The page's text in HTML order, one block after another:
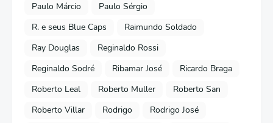
Paulo Márcio
Paulo Sérgio
R. e seus Blue Caps
Raimundo Soldado
Ray Douglas
Reginaldo Rossi
Reginaldo Sodré
Ribamar José
Ricardo Braga
Roberto Leal
Roberto Muller
Roberto San
Roberto Villar
Rodrigo
Rodrigo José